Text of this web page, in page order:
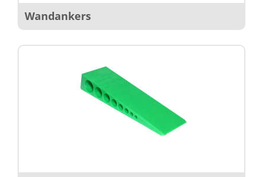
Wandankers